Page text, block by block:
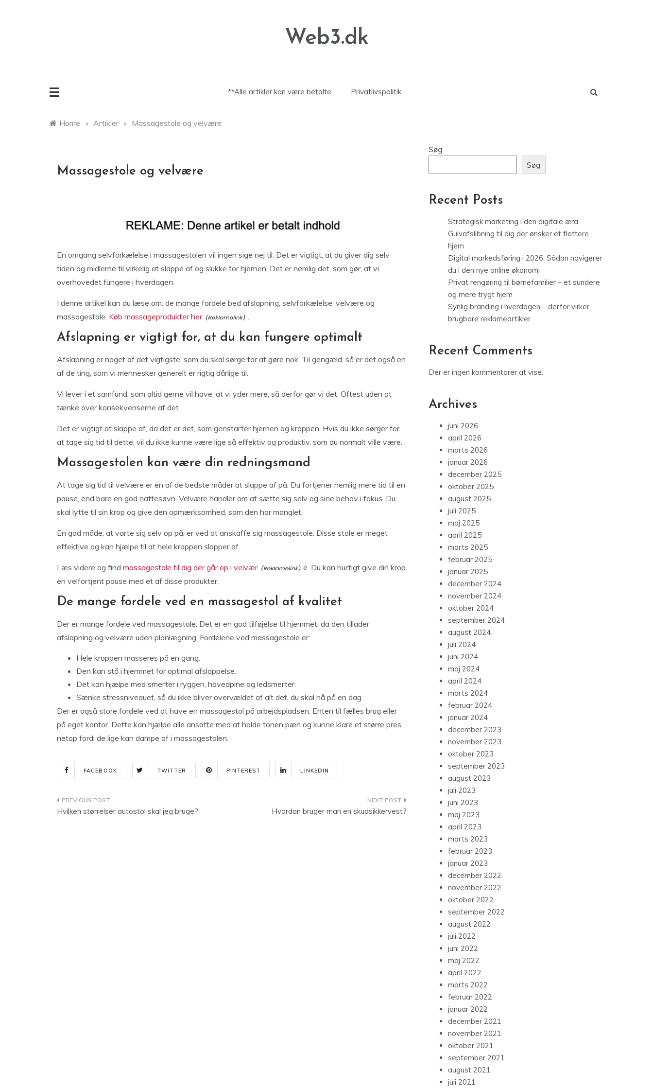
Web3.dk
**Alle artikler kan være betalte Privatlivspolitik
Home » Artikler » Massagestole og velvære
Massagestole og velvære
En omgang selvforkælelse i massagestolen vil ingen sige nej til. Det er vigtigt, at du giver dig selv
tiden og midlerne til virkelig at slappe af og slukke for hjernen. Det er nemlig det, som gør, at vi
overhovedet fungere i hverdagen.
I denne artikel kan du læse om: de mange fordele bed afslapning, selvforkælelse, velvære og
massagestole. Køb massageprodukter her .
Afslapning er vigtigt for, at du kan fungere optimalt
Afslapning er noget af det vigtigste, som du skal sørge for at gøre nok. Til gengæld, så er det også en
af de ting, som vi mennesker generelt er rigtig dårlige til.
Vi lever i et samfund, som altid gerne vil have, at vi yder mere, så derfor gør vi det. Oftest uden at
tænke over konsekvenserne af det.
Det er vigtigt at slappe af, da det er det, som genstarter hjernen og kroppen. Hvis du ikke sørger for
at tage sig tid til dette, vil du ikke kunne være lige så effektiv og produktiv, som du normalt ville være.
Massagestolen kan være din redningsmand
At tage sig tid til velvære er en af de bedste måder at slappe af på. Du fortjener nemlig mere tid til en
pause, end bare en god nattesøvn. Velvære handler om at sætte sig selv og sine behov i fokus. Du
skal lytte til sin krop og give den opmærksomhed, som den har manglet.
En god måde, at varte sig selv op på, er ved at anskaffe sig massagestole. Disse stole er meget
effektive og kan hjælpe til at hele kroppen slapper af.
Læs videre og find massagestole til dig der går op i velvær
e. Du kan hurtigt give din krop
en velfortjent pause med et af disse produkter.
De mange fordele ved en massagestol af kvalitet
Der er mange fordele ved massagestole. Det er en god tilføjelse til hjemmet, da den tillader
afslapning og velvære uden planlægning. Fordelene ved massagestole er:
Hele kroppen masseres på en gang.
Den kan stå i hjemmet for optimal afslappelse.
Det kan hjælpe med smerter i ryggen, hovedpine og ledsmerter.
Sænke stressniveauet, så du ikke bliver overvældet af alt det, du skal nå på en dag.
Der er også store fordele ved at have en massagestol på arbejdspladsen. Enten til fælles brug eller
på eget kontor. Dette kan hjælpe alle ansatte med at holde tonen pæn og kunne klare et større pres,
netop fordi de lige kan dampe af i massagestolen.
FACEBOOK TWITTER PINTEREST LINKEDIN
Indlægsnavigation
Hvilken størrelser autostol skal jeg bruge? Hvordan bruger man en skudsikkervest?
Søg
Søg
Recent Posts
Strategisk marketing i den digitale æra
Gulvafslibning til dig der ønsker et flottere
hjem
Digital markedsføring i 2026: Sådan navigerer
du i den nye online økonomi
Privat rengøring til børnefamilier – et sundere
og mere trygt hjem
Synlig branding i hverdagen – derfor virker
brugbare reklameartikler
Recent Comments
Der er ingen kommentarer at vise.
Archives
juni 2026
april 2026
marts 2026
januar 2026
december 2025
oktober 2025
august 2025
juli 2025
maj 2025
april 2025
marts 2025
februar 2025
januar 2025
december 2024
november 2024
oktober 2024
september 2024
august 2024
juli 2024
juni 2024
maj 2024
april 2024
marts 2024
februar 2024
januar 2024
december 2023
november 2023
oktober 2023
september 2023
august 2023
juli 2023
juni 2023
maj 2023
april 2023
marts 2023
februar 2023
januar 2023
december 2022
november 2022
oktober 2022
september 2022
august 2022
juli 2022
juni 2022
maj 2022
april 2022
marts 2022
februar 2022
januar 2022
december 2021
november 2021
oktober 2021
september 2021
august 2021
juli 2021